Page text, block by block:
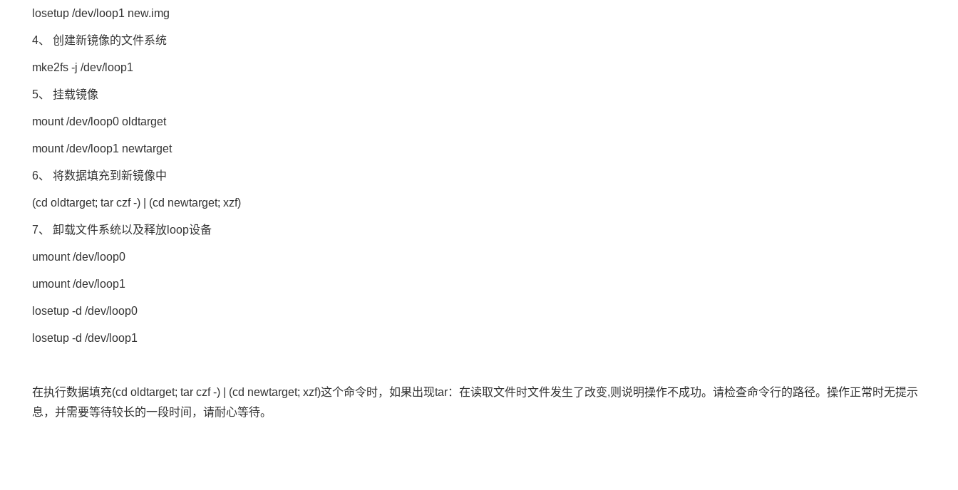
losetup /dev/loop1 new.img
4、 创建新镜像的文件系统
mke2fs -j /dev/loop1
5、 挂载镜像
mount /dev/loop0 oldtarget
mount /dev/loop1 newtarget
6、 将数据填充到新镜像中
(cd oldtarget; tar czf -) | (cd newtarget; xzf)
7、 卸载文件系统以及释放loop设备
umount /dev/loop0
umount /dev/loop1
losetup -d /dev/loop0
losetup -d /dev/loop1
在执行数据填充(cd oldtarget; tar czf -) | (cd newtarget; xzf)这个命令时，如果出现tar：在读取文件时文件发生了改变,则说明操作不成功。请检查命令行的路径。操作正常时无提示
息，并需要等待较长的一段时间，请耐心等待。